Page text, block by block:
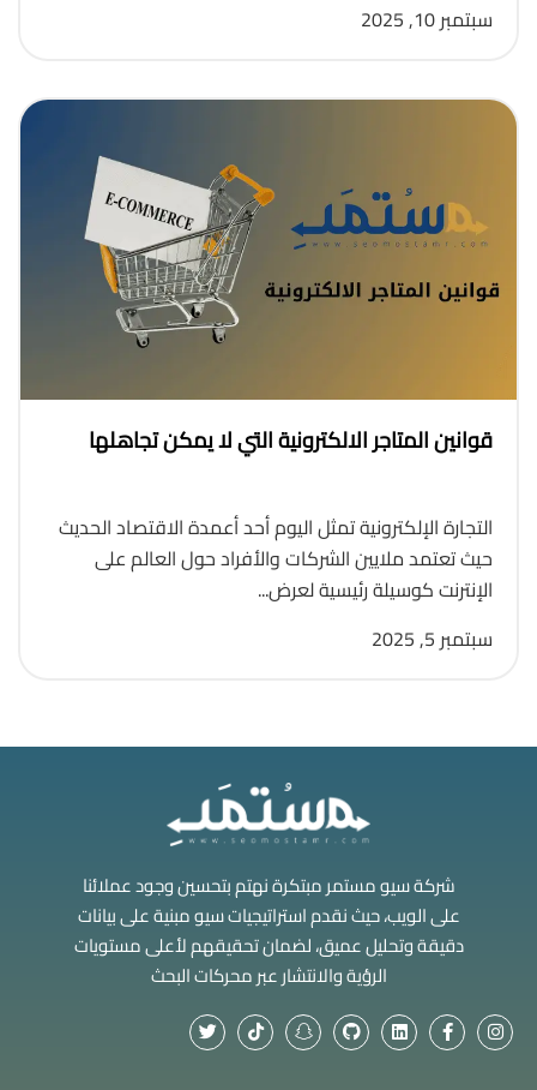
سبتمبر 10, 2025
قوانين المتاجر الالكترونية التي لا يمكن تجاهلها
التجارة الإلكترونية تمثل اليوم أحد أعمدة الاقتصاد الحديث
حيث تعتمد ملايين الشركات والأفراد حول العالم على
الإنترنت كوسيلة رئيسية لعرض...
سبتمبر 5, 2025
شركة سيو مستمر مبتكرة نهتم بتحسين وجود عملائنا
على الويب، حيث نقدم استراتيجيات سيو مبنية على بيانات
دقيقة وتحليل عميق، لضمان تحقيقهم لأعلى مستويات
الرؤية والانتشار عبر محركات البحث